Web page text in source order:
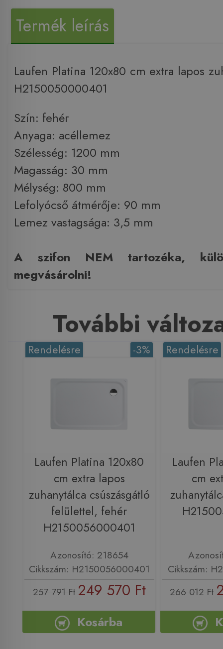
Termék leírás
Laufen Platina 120x80 cm extra lapos
H2150050000401
Szín: fehér
Anyaga: acéllemez
Szélesség: 1200 mm
Magasság: 30 mm
Mélység: 800 mm
Lefolyócső átmérője: 90 mm
Lemez vastagsága: 3,5 mm
A szifon NEM tartozéka,
megvásárolni!
További
-3%
Rendelésre
Laufen Platina 120x80
cm extra lapos
zuhanytálca csúszásgátló
felülettel, fehér
H2150056000401
Azonosító: 218654
Cikkszám: H2150056000401
257 791 Ft 249 570 Ft
Kosárba
Rendelésre
Laufen
cm
Cikkszám:
266 012 Ft